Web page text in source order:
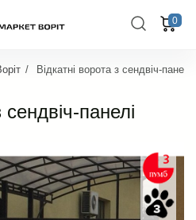
0
Відкатні ворота з сендвіч-панелі
сендвіч-панелі